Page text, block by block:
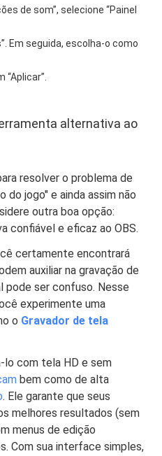
de som”, selecione “Painel
Em seguida, escolha-o como
“Aplicar”.
alternativa ao
resolver o problema de
do jogo" e ainda assim não
outra boa opção:
confiável e eficaz ao OBS.
certamente encontrará
auxiliar na gravação de
pode ser confuso. Nesse
experimente uma
o Gravador de tela
lo com tela HD e sem
bem como de alta
. Ele garante que seus
melhores resultados (sem
menus de edição
Com sua interface simples,